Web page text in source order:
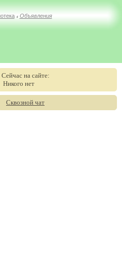
// Объявления
Сейчас на сайте:
Никого нет
Сквозной чат